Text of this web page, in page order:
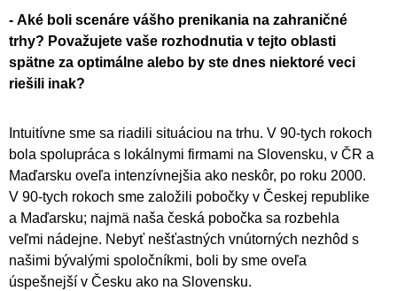
- Aké boli scenáre vášho prenikania na zahraničné
trhy? Považujete vaše rozhodnutia v tejto oblasti
spätne za optimálne alebo by ste dnes niektoré veci
riešili inak?
Intuitívne sme sa riadili situáciou na trhu. V 90-tych rokoch
bola spolupráca s lokálnymi firmami na Slovensku, v ČR a
Maďarsku oveľa intenzívnejšia ako neskôr, po roku 2000.
V 90-tych rokoch sme založili pobočky v Českej republike
a Maďarsku; najmä naša česká pobočka sa rozbehla
veľmi nádejne. Nebyť nešťastných vnútorných nezhôd s
našimi bývalými spoločníkmi, boli by sme oveľa
úspešnejší v Česku ako na Slovensku.